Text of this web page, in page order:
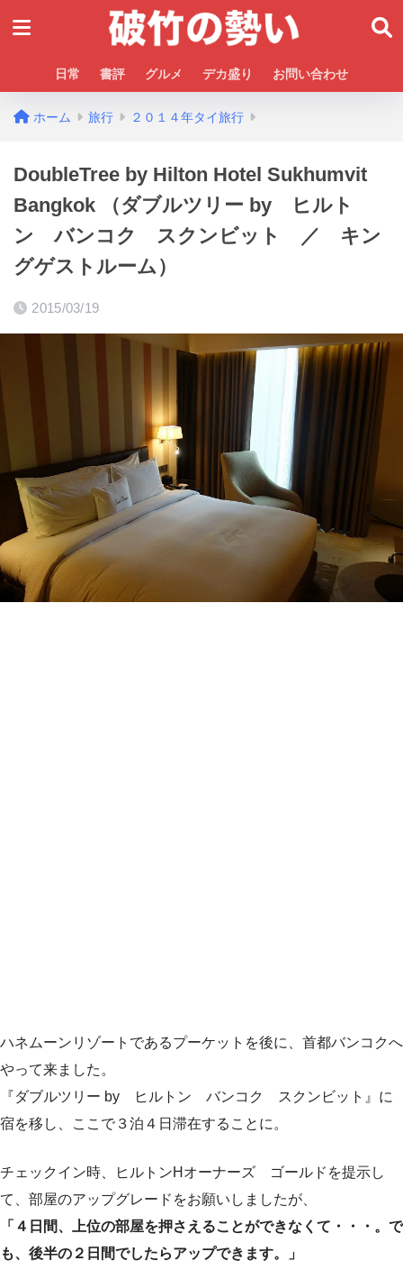
日常 書評 グルメ デカ盛り お問い合わせ
ホーム 旅行 ２０１４年タイ旅行
DoubleTree by Hilton Hotel Sukhumvit
Bangkok （ダブルツリー by ヒルト
ン バンコク スクンビット ／ キン
グゲストルーム）
2015/03/19
ハネムーンリゾートであるプーケットを後に、首都バンコクへ
やって来ました。
『ダブルツリー by ヒルトン バンコク スクンビット』に
宿を移し、ここで３泊４日滞在することに。
チェックイン時、ヒルトンHオーナーズ ゴールドを提示し
て、部屋のアップグレードをお願いしましたが、
「４日間、上位の部屋を押さえることができなくて・・・。で
も、後半の２日間でしたらアップできます。」